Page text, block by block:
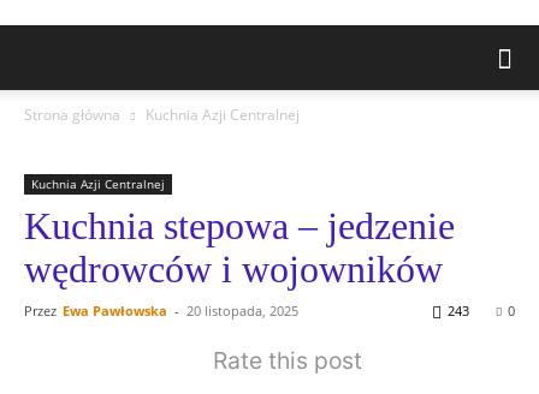
Strona główna Kuchnia Azji Centralnej
Kuchnia Azji Centralnej
Kuchnia stepowa – jedzenie
wędrowców i wojowników
Przez Ewa Pawłowska - 20 listopada, 2025 0
243
Rate this post